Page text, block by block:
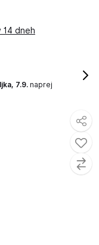
14 dneh
7.9. naprej